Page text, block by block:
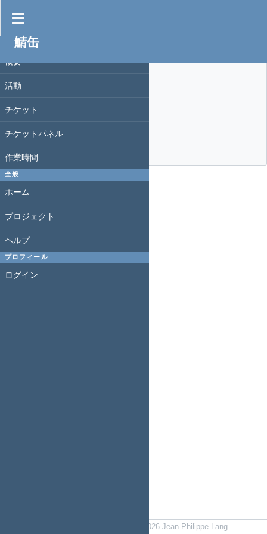
プロジェクト
概要
活動
チケット
チケットパネル
作業時間
全般
ホーム
プロジェクト
ヘルプ
プロフィール
ログイン
鯖缶
設備・備品 #175
nop_thread
TrueNAS CORE を入れて運用中。
* 4U
* フロント 3.5" 24ベイ
* IPMI あり
戻る
© 2006-2026 Jean-Philippe Lang